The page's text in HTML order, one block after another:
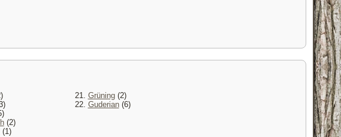
(2)
(1)
21. Grüning(2)
22. Guderian(6)